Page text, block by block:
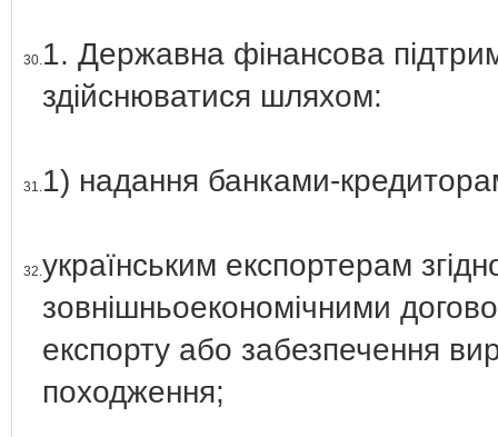
30.1. Державна фінансова
здійснюватися шляхом:
31.1) надання банками-
32.українським експортерам
зовнішньоекономічними
експорту або забезпечення
походження;